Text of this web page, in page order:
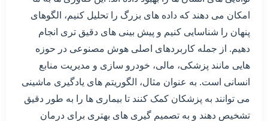
امکان می دهند که داده های بزرگ را تحلیل کنیم، الگوهای
پنهان را شناسایی کنیم و پیش بینی های دقیق تری انجام
دهیم. از جمله کاربردهای اصلی هوش مصنوعی در حوزه
هایی مانند پزشکی، مالی، خودرو سازی و مدیریت منابع
انسانی است. به عنوان مثال، الگوریتم های یادگیری ماشینی
می توانند به پزشکان کمک کنند تا بیماری ها را به طور دقیق
تشخیص دهند و به تصمیم گیری های بهتری برای درمان